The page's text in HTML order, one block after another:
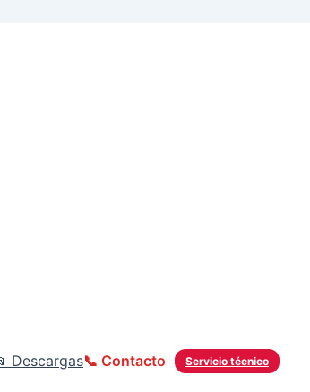
Descargas Servicio técnico
📞 Contacto